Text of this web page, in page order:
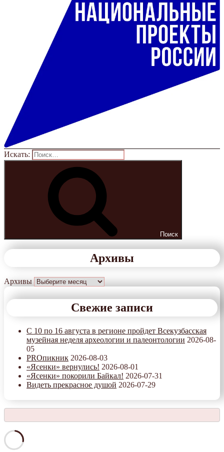
Искать:
Поиск
Архивы
Архивы
Свежие записи
С 10 по 16 августа в регионе пройдет Всекузбасская
музейная неделя археологии и палеонтологии 2026-08-
05
PROпикник 2026-08-03
«Ясенки» вернулись! 2026-08-01
«Ясенки» покорили Байкал! 2026-07-31
Видеть прекрасное душой 2026-07-29